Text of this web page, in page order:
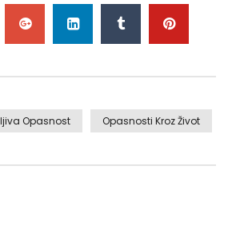
Opasnost Opasnosti Kroz Život